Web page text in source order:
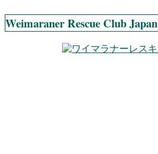
Weimaraner Rescue Club Japan